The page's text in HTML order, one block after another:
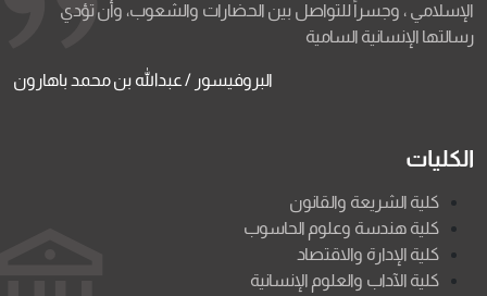
الإسلامي ، وجسراً للتواصل بين الحضارات والشعوب، وأن تؤدي
رسالتها الإنسانية السامية
البروفيسور / عبدالله بن محمد باهارون
الكليات
كلية الشريعة والقانون
كلية هندسة وعلوم الحاسوب
كلية الإدارة والاقتصاد
كلية الآداب والعلوم الإنسانية